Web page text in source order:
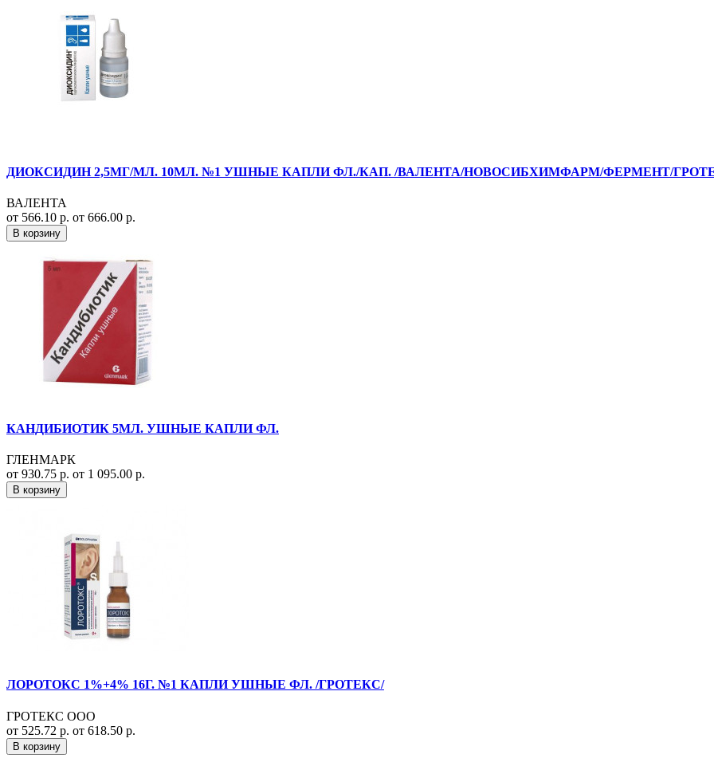
ДИОКСИДИН 2,5МГ/МЛ. 10МЛ. №1 УШНЫЕ КАПЛИ ФЛ./КАП. /ВАЛЕНТА/НОВОСИБХИМФАРМ/ФЕРМЕНТ/
ВАЛЕНТА
от 566.10 р. от 666.00 р.
В корзину
КАНДИБИОТИК 5МЛ. УШНЫЕ КАПЛИ ФЛ.
ГЛЕНМАРК
от 930.75 р. от 1 095.00 р.
В корзину
ЛОРОТОКС 1%+4% 16Г. №1 КАПЛИ УШНЫЕ ФЛ. /ГРОТЕКС/
ГРОТЕКС ООО
от 525.72 р. от 618.50 р.
В корзину